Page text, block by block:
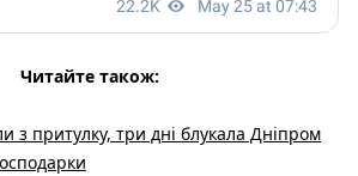
Читайте також:
з притулку, три дні блукала Дніпром